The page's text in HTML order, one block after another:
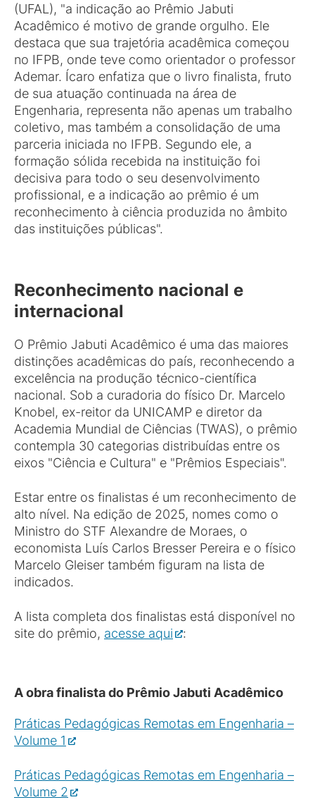
(UFAL), "a indicação ao Prêmio Jabuti
Acadêmico é motivo de grande orgulho. Ele
destaca que sua trajetória acadêmica começou
no IFPB, onde teve como orientador o professor
Ademar. Ícaro enfatiza que o livro finalista, fruto
de sua atuação continuada na área de
Engenharia, representa não apenas um trabalho
coletivo, mas também a consolidação de uma
parceria iniciada no IFPB. Segundo ele, a
formação sólida recebida na instituição foi
decisiva para todo o seu desenvolvimento
profissional, e a indicação ao prêmio é um
reconhecimento à ciência produzida no âmbito
das instituições públicas".
Reconhecimento nacional e
internacional
O Prêmio Jabuti Acadêmico é uma das maiores
distinções acadêmicas do país, reconhecendo a
excelência na produção técnico-científica
nacional. Sob a curadoria do físico Dr. Marcelo
Knobel, ex-reitor da UNICAMP e diretor da
Academia Mundial de Ciências (TWAS), o prêmio
contempla 30 categorias distribuídas entre os
eixos "Ciência e Cultura" e "Prêmios Especiais".
Estar entre os finalistas é um reconhecimento de
alto nível. Na edição de 2025, nomes como o
Ministro do STF Alexandre de Moraes, o
economista Luís Carlos Bresser Pereira e o físico
Marcelo Gleiser também figuram na lista de
indicados.
A lista completa dos finalistas está disponível no
site do prêmio, acesse aqui :
A obra finalista do Prêmio Jabuti Acadêmico
Práticas Pedagógicas Remotas em Engenharia –
Volume 1
Práticas Pedagógicas Remotas em Engenharia –
Volume 2